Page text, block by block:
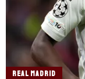
REAL MADRID